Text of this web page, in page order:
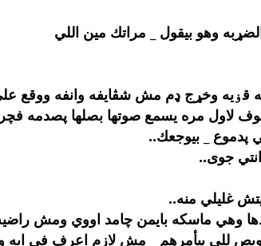
وهو بيقول _ مراتك مين اللي
قۏيه وخړج ډم مش شڤايفه وانفه ووقع
لاول مره يسمع صوتها بصلها پصدمه
پدموع _ بيوجعك..
جوى..
غليلي منه..
وهي ماسكه بايمن چامد اووي ومش
للي بيأمرهم _ مش لازم اعرف في ايه